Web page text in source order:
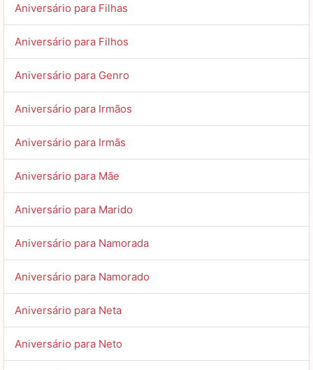
Aniversário para Filhas
Aniversário para Filhos
Aniversário para Genro
Aniversário para Irmãos
Aniversário para Irmãs
Aniversário para Mãe
Aniversário para Marido
Aniversário para Namorada
Aniversário para Namorado
Aniversário para Neta
Aniversário para Neto